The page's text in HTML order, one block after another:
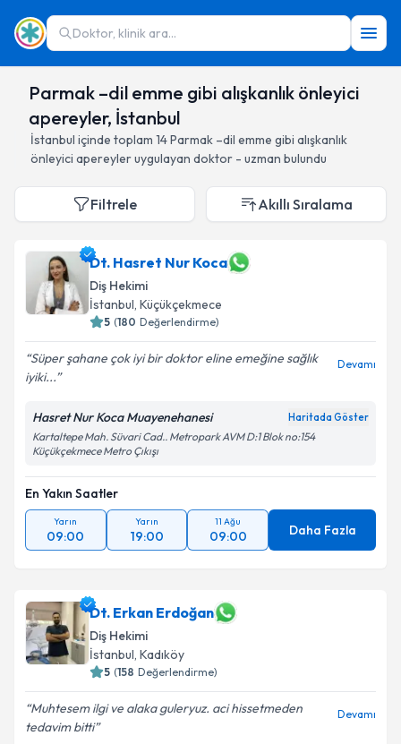
Doktor, klinik ara...
Parmak –dil emme gibi alışkanlık önleyici
apereyler, İstanbul
İstanbul içinde toplam 14Parmak –dil emme gibi alışkanlık
önleyici apereyleruygulayan doktor - uzman bulundu
Filtrele Akıllı Sıralama
Dt. Hasret Nur Koca
Diş Hekimi
İstanbul, Küçükçekmece
5 (180 Değerlendirme)
Süper şahane çok iyi bir doktor eline emeğine sağlık
iyiki...
Devamı
Hasret Nur Koca Muayenehanesi Haritada Göster
Kartaltepe Mah. Süvari Cad.. Metropark AVM D:1 Blok no:154
Küçükçekmece Metro Çıkışı
En Yakın Saatler
Yarın
09:00
Yarın
19:00
11 Ağu
09:00 Daha Fazla
Dt. Erkan Erdoğan
Diş Hekimi
İstanbul, Kadıköy
5 (158 Değerlendirme)
Muhtesem ilgi ve alaka guleryuz. aci hissetmeden
tedavim bitti
Devamı